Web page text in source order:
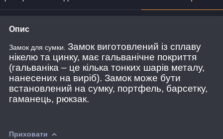
Опис
Замок для сумки. Замок виготовлений із сплаву
нікелю та цинку, має гальванічне покриття
(гальваніка – це кілька тонких шарів металу,
нанесених на виріб). Замок може бути
встановлений на сумку, портфель, барсетку,
гаманець, рюкзак.
Приховати